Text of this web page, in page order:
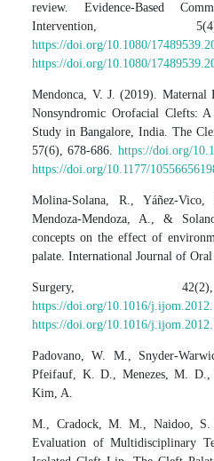
review. Evidence-Based
Intervention,
https://doi.org/10.1080/
https://doi.org/10.1080/
Mendonca, V. J. (2019).
Nonsyndromic Orofacial Clefts: A
Study in Bangalore, India. The
57(6), 678-686. https://doi.org/
https://doi.org/10.1177/
Molina-Solana, R., Yáñez-
Mendoza-Mendoza, A., &
concepts on the effect of
palate. International Journal of
Surgery,
https://doi.org/10.1016/
https://doi.org/10.1016/
Padovano, W. M., Snyder-
Pfeifauf, K. D., Menezes, M.
Kim, A.
M., Cradock, M. M., Naidoo,
Evaluation of Multidisciplinary